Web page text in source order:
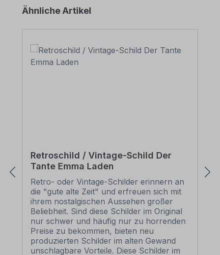
Produktgalerie überspringen
Ähnliche Artikel
Retroschild / Vintage-Schild Der
Tante Emma Laden
Retro- oder Vintage-Schilder erinnern an
die "gute alte Zeit" und erfreuen sich mit
ihrem nostalgischen Aussehen großer
Beliebheit. Sind diese Schilder im Original
nur schwer und häufig nur zu horrenden
Preise zu bekommen, bieten neu
produzierten Schilder im alten Gewand
unschlagbare Vorteile. Diese Schilder im